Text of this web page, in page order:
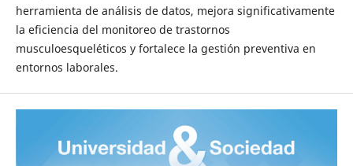
herramienta de análisis de datos, mejora significativamente
la eficiencia del monitoreo de trastornos
musculoesqueléticos y fortalece la gestión preventiva en
entornos laborales.